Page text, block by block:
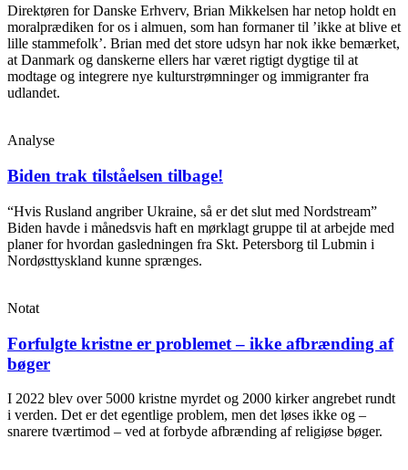
Direktøren for Danske Erhverv, Brian Mikkelsen har netop holdt en
moralprædiken for os i almuen, som han formaner til ’ikke at blive et
lille stammefolk’. Brian med det store udsyn har nok ikke bemærket,
at Danmark og danskerne ellers har været rigtigt dygtige til at
modtage og integrere nye kulturstrømninger og immigranter fra
udlandet.
Analyse
Biden trak tilståelsen tilbage!
“Hvis Rusland angriber Ukraine, så er det slut med Nordstream”
Biden havde i månedsvis haft en mørklagt gruppe til at arbejde med
planer for hvordan gasledningen fra Skt. Petersborg til Lubmin i
Nordøsttyskland kunne sprænges.
Notat
Forfulgte kristne er problemet – ikke afbrænding af
bøger
I 2022 blev over 5000 kristne myrdet og 2000 kirker angrebet rundt
i verden. Det er det egentlige problem, men det løses ikke og –
snarere tværtimod – ved at forbyde afbrænding af religiøse bøger.